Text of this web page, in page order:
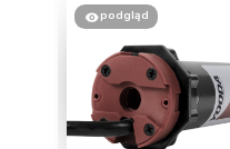
podgląd